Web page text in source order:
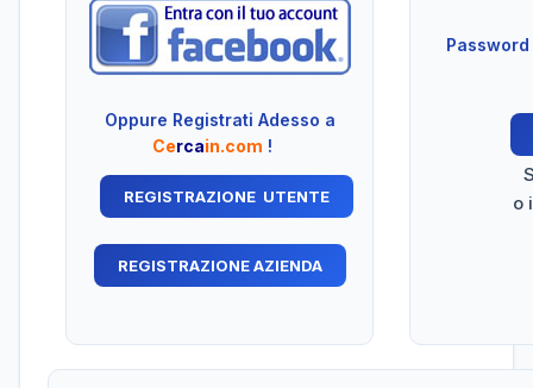
Oppure Registrati Adesso a
Cercain.com !
Password
o